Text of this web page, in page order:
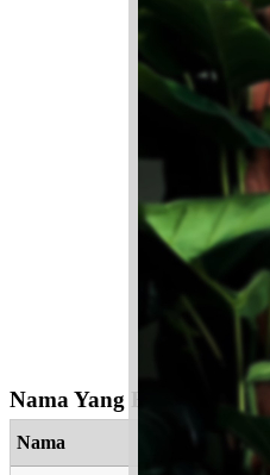
Nama Yang Berkaitan
Nama